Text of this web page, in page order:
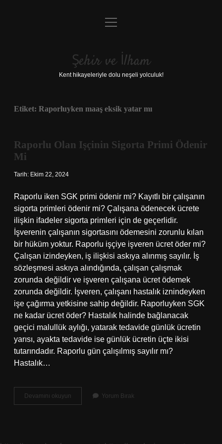
Anasayfa
Yasal Uyarı
menüyü
Şehir ve İlham
Kent hikayeleriyle dolu neşeli yolculuk!
Etiket: Raporluyken maaş eksik yatar mı
Raporlu Olan Işçinin Sigorta Primi Ödenir
Mi
Tarih: Ekim 22, 2024
Raporlu iken SGK primi ödenir mi? Kayıtlı bir çalışanın
sigorta primleri ödenir mi? Çalışana ödenecek ücrete
ilişkin ifadeler sigorta primleri için de geçerlidir.
İşverenin çalışanın sigortasını ödemesini zorunlu kılan
bir hüküm yoktur. Raporlu işçiye işveren ücret öder mi?
Çalışan izindeyken, iş ilişkisi askıya alınmış sayılır. İş
sözleşmesi askıya alındığında, çalışan çalışmak
zorunda değildir ve işveren çalışana ücret ödemek
zorunda değildir. İşveren, çalışanı hastalık iznindeyken
işe çağırma yetkisine sahip değildir. Raporluyken SGK
ne kadar ücret öder? Hastalık halinde bağlanacak
geçici malullük aylığı, yatarak tedavide günlük ücretin
yarısı, ayakta tedavide ise günlük ücretin üçte ikisi
tutarındadır. Raporlu gün çalışılmış sayılır mı?
Hastalık…
Devamını okuyun
Olan
Yorum Bırak